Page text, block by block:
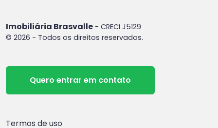
Imobiliária Brasvalle - CRECI J5129
© 2026 - Todos os direitos reservados.
Quero entrar em contato
Termos de uso